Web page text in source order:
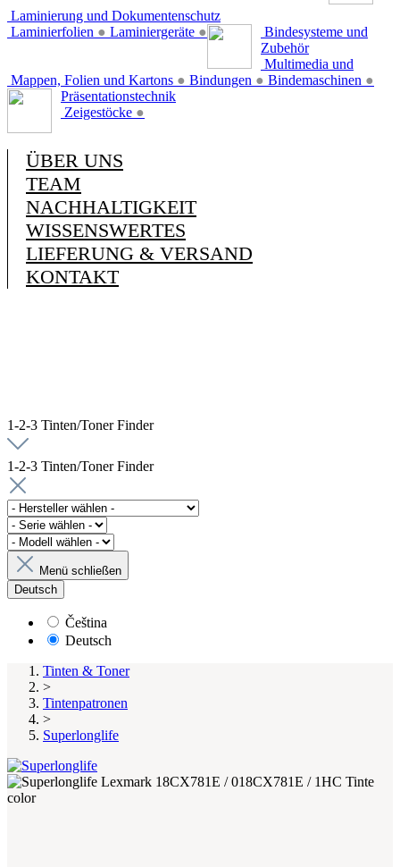
Laminierung und Dokumentenschutz
Laminierfolien ● Laminiergeräte ●
Bindesysteme und
Zubehör
Mappen, Folien und Kartons ● Bindungen ● Bindemaschinen ●
Multimedia und
Präsentationstechnik
Zeigestöcke ●
ÜBER UNS
TEAM
NACHHALTIGKEIT
WISSENSWERTES
LIEFERUNG & VERSAND
KONTAKT
1-2-3 Tinten/Toner Finder
1-2-3 Tinten/Toner Finder
Menü schließen
Deutsch
Čeština
Deutsch
Tinten & Toner
>
Tintenpatronen
>
Superlonglife